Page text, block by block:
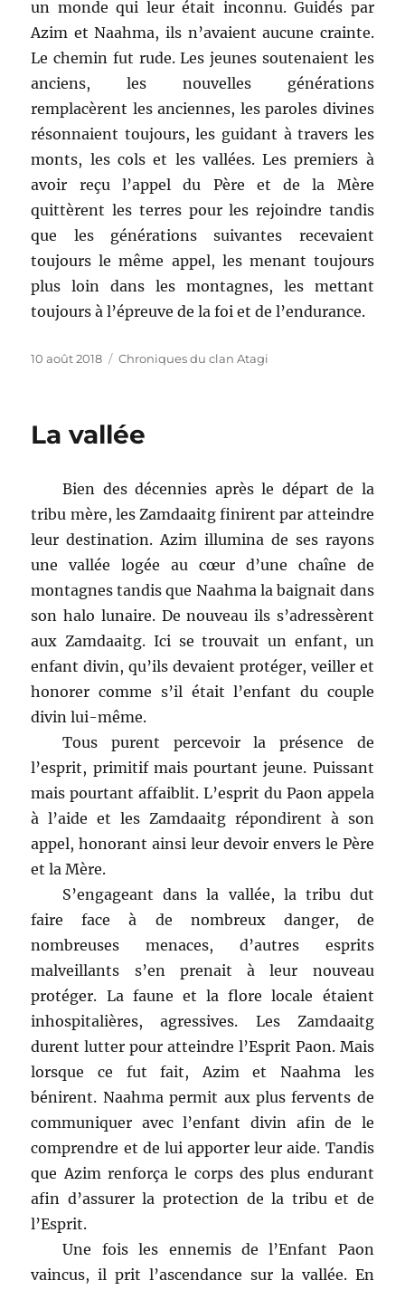
un monde qui leur était inconnu. Guidés par
Azim et Naahma, ils n’avaient aucune crainte.
Le chemin fut rude. Les jeunes soutenaient les
anciens, les nouvelles générations
remplacèrent les anciennes, les paroles divines
résonnaient toujours, les guidant à travers les
monts, les cols et les vallées. Les premiers à
avoir reçu l’appel du Père et de la Mère
quittèrent les terres pour les rejoindre tandis
que les générations suivantes recevaient
toujours le même appel, les menant toujours
plus loin dans les montagnes, les mettant
toujours à l’épreuve de la foi et de l’endurance.
Publié
10 août 2018 Catégories
Chroniques du clan Atagi
La vallée
Bien des décennies après le départ de la
tribu mère, les Zamdaaitg finirent par atteindre
leur destination. Azim illumina de ses rayons
une vallée logée au cœur d’une chaîne de
montagnes tandis que Naahma la baignait dans
son halo lunaire. De nouveau ils s’adressèrent
aux Zamdaaitg. Ici se trouvait un enfant, un
enfant divin, qu’ils devaient protéger, veiller et
honorer comme s’il était l’enfant du couple
divin lui-même.
Tous purent percevoir la présence de
l’esprit, primitif mais pourtant jeune. Puissant
mais pourtant affaiblit. L’esprit du Paon appela
à l’aide et les Zamdaaitg répondirent à son
appel, honorant ainsi leur devoir envers le Père
et la Mère.
S’engageant dans la vallée, la tribu dut
faire face à de nombreux danger, de
nombreuses menaces, d’autres esprits
malveillants s’en prenait à leur nouveau
protéger. La faune et la flore locale étaient
inhospitalières, agressives. Les Zamdaaitg
durent lutter pour atteindre l’Esprit Paon. Mais
lorsque ce fut fait, Azim et Naahma les
bénirent. Naahma permit aux plus fervents de
communiquer avec l’enfant divin afin de le
comprendre et de lui apporter leur aide. Tandis
que Azim renforça le corps des plus endurant
afin d’assurer la protection de la tribu et de
l’Esprit.
Une fois les ennemis de l’Enfant Paon
vaincus, il prit l’ascendance sur la vallée. En